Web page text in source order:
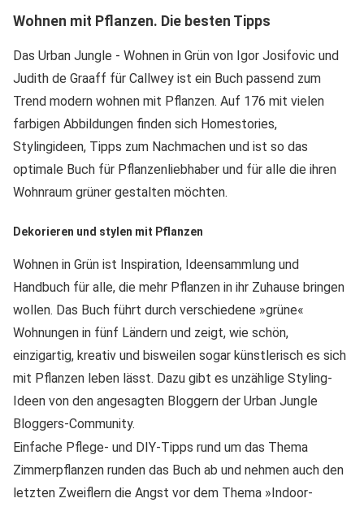
Wohnen mit Pflanzen. Die besten Tipps
Das Urban Jungle - Wohnen in Grün von Igor Josifovic und
Judith de Graaff für Callwey ist ein Buch passend zum
Trend modern wohnen mit Pflanzen. Auf 176 mit vielen
farbigen Abbildungen finden sich Homestories,
Stylingideen, Tipps zum Nachmachen und ist so das
optimale Buch für Pflanzenliebhaber und für alle die ihren
Wohnraum grüner gestalten möchten.
Dekorieren und stylen mit Pflanzen
Wohnen in Grün ist Inspiration, Ideensammlung und
Handbuch für alle, die mehr Pflanzen in ihr Zuhause bringen
wollen. Das Buch führt durch verschiedene »grüne«
Wohnungen in fünf Ländern und zeigt, wie schön,
einzigartig, kreativ und bisweilen sogar künstlerisch es sich
mit Pflanzen leben lässt. Dazu gibt es unzählige Styling-
Ideen von den angesagten Bloggern der Urban Jungle
Bloggers-Community.
Einfache Pflege- und DIY-Tipps rund um das Thema
Zimmerpflanzen runden das Buch ab und nehmen auch den
letzten Zweiflern die Angst vor dem Thema »Indoor-